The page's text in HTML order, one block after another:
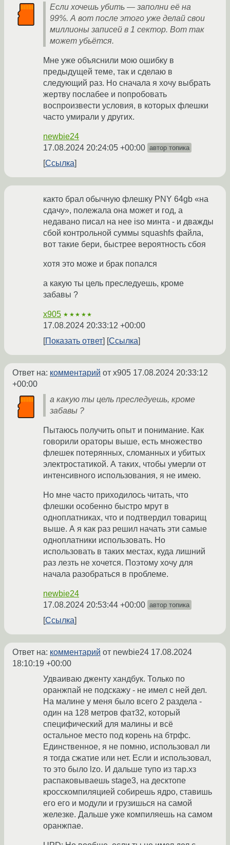
Если хочешь убить — заполни её на
99%. А вот после этого уже делай свои
миллионы записей в 1 сектор. Вот так
может убьётся.
Мне уже объяснили мою ошибку в
предыдущей теме, так и сделаю в
следующий раз. Но сначала я хочу выбрать
жертву послабее и попробовать
воспроизвести условия, в которых флешки
часто умирали у других.
newbie24
17.08.2024 20:24:05 +00:00 автор топика
Ссылка
както брал обычную флешку PNY 64gb «на
сдачу», полежала она может и год, а
недавано писал на нее iso минта - и дважды
сбой контрольной суммы squashfs файла,
вот такие бери, быстрее вероятность сбоя
хотя это може и брак попался
а какую ты цель преследуешь, кроме
забавы ?
x905 ★★★★★
17.08.2024 20:33:12 +00:00
Показать ответ
Ссылка
Ответ на: комментарий от x905 17.08.2024 20:33:12
+00:00
а какую ты цель преследуешь, кроме
забавы ?
Пытаюсь получить опыт и понимание. Как
говорили ораторы выше, есть множество
флешек потерянных, сломанных и убитых
электростатикой. А таких, чтобы умерли от
интенсивного использования, я не имею.
Но мне часто приходилось читать, что
флешки особенно быстро мрут в
одноплатниках, что и подтвердил товарищ
выше. А я как раз решил начать эти самые
одноплатники использовать. Но
использовать в таких местах, куда лишний
раз лезть не хочется. Поэтому хочу для
начала разобраться в проблеме.
newbie24
17.08.2024 20:53:44 +00:00 автор топика
Ссылка
Ответ на: комментарий от newbie24 17.08.2024
18:10:19 +00:00
Удваиваю дженту хандбук. Только по
оранжпай не подскажу - не имел с ней дел.
На малине у меня было всего 2 раздела -
один на 128 метров фат32, который
специфический для малины и всё
остальное место под корень на бтрфс.
Единственное, я не помню, использовал ли
я тогда сжатие или нет. Если и использовал,
то это было lzo. И дальше тупо из тар.хз
распаковываешь stage3, на десктопе
кросскомпиляцией собирешь ядро, ставишь
его его и модули и грузишься на самой
железке. Дальше уже компиляешь на самом
оранжпае.